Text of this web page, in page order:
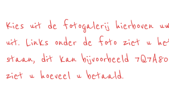
Kies uit de fotogalerij hierboven
uit. Links onder de foto ziet u
staan, dit kan bijvoorbeeld
ziet u hoeveel u betaald.